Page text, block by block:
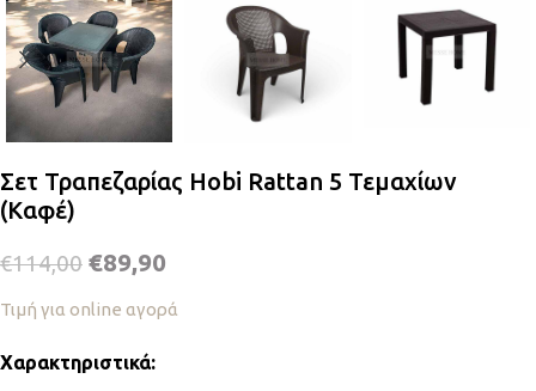
Σετ Τραπεζαρίας Hobi Rattan 5 Τεμαχίων
(Καφέ)
€114,00 €89,90
Τιμή για online αγορά
Χαρακτηριστικά: